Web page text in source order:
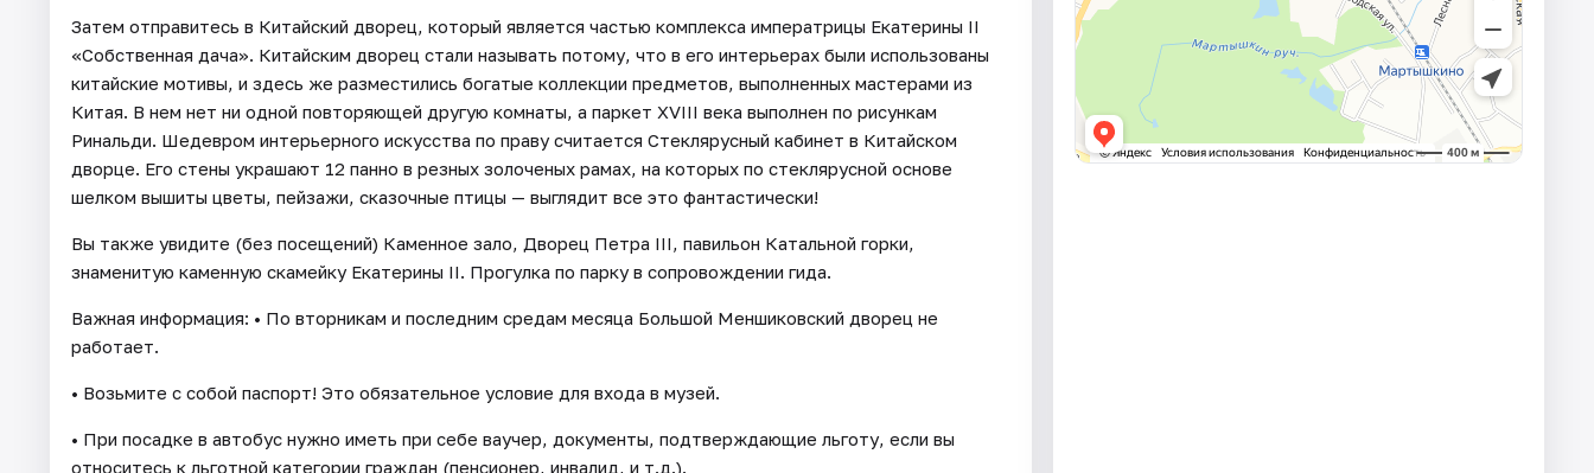
Затем отправитесь в Китайский дворец, который является частью комплекса императрицы Екатерины II
«Собственная дача». Китайским дворец стали называть потому, что в его интерьерах были использованы
китайские мотивы, и здесь же разместились богатые коллекции предметов, выполненных мастерами из
Китая. В нем нет ни одной повторяющей другую комнаты, а паркет XVIII века выполнен по рисункам
Ринальди. Шедевром интерьерного искусства по праву считается Стеклярусный кабинет в Китайском
дворце. Его стены украшают 12 панно в резных золоченых рамах, на которых по стеклярусной основе
шелком вышиты цветы, пейзажи, сказочные птицы — выглядит все это фантастически!
Вы также увидите (без посещений) Каменное зало, Дворец Петра III, павильон Катальной горки,
знаменитую каменную скамейку Екатерины II. Прогулка по парку в сопровождении гида.
Важная информация: • По вторникам и последним средам месяца Большой Меншиковский дворец не
работает.
• Возьмите с собой паспорт! Это обязательное условие для входа в музей.
• При посадке в автобус нужно иметь при себе ваучер, документы, подтверждающие льготу, если вы
относитесь к льготной категории граждан (пенсионер, инвалид, и т.д.).